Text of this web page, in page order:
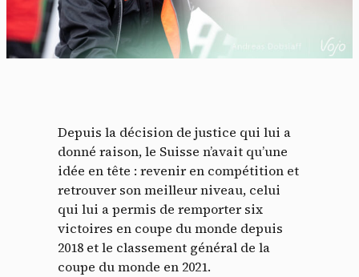
Depuis la décision de justice qui lui a
donné raison, le Suisse n’avait qu’une
idée en tête : revenir en compétition et
retrouver son meilleur niveau, celui
qui lui a permis de remporter six
victoires en coupe du monde depuis
2018 et le classement général de la
coupe du monde en 2021.
En autorisant ces services tiers, vous acceptez le dépôt et la
lecture de cookies et l'utilisation de technologies de suivi
nécessaires à leur bon fonctionnement.
Vidéos
Les services de partage de vidéo permettent d'enrichir
le site de contenu multimédia et augmentent sa